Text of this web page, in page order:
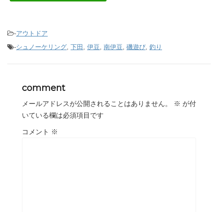
-アウトドア
-シュノーケリング 下田 伊豆 南伊豆 磯遊び 釣り
comment
メールアドレスが公開されることはありません。 ※ が付
いている欄は必須項目です
コメント ※